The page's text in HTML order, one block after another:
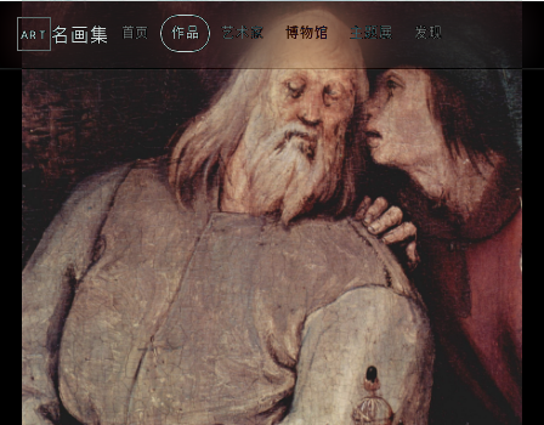
ART 名画集 首页 作品 艺术家 博物馆 主题展 发现
4
个
看
点
1234